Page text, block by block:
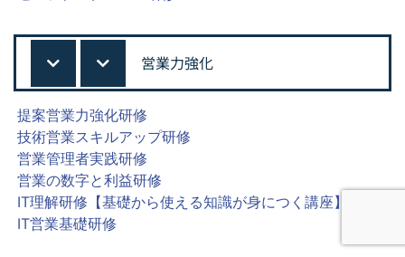
営業力強化
提案営業力強化研修
技術営業スキルアップ研修
営業管理者実践研修
営業の数字と利益研修
IT理解研修【基礎から使える知識が身につく講座】
IT営業基礎研修